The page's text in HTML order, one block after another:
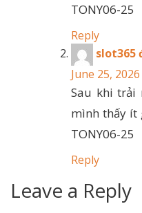
TONY06-25
Reply
slot365
June 25,
Sau khi trải
mình thấy ít
TONY06-25
Reply
Leave a Reply